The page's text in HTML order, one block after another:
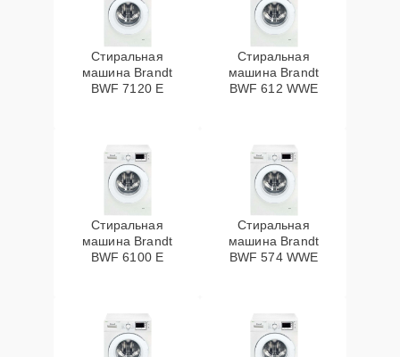
Стиральная
машина Brandt
BWF 7120 E
Стиральная
машина Brandt
BWF 612 WWE
Стиральная
машина Brandt
BWF 6100 E
Стиральная
машина Brandt
BWF 574 WWE